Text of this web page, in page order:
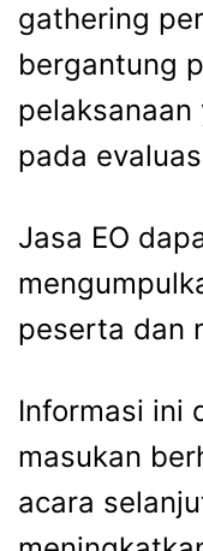
gathering
bergantung
pada
Jasa EO
peserta dan
Informasi ini
masukan
acara